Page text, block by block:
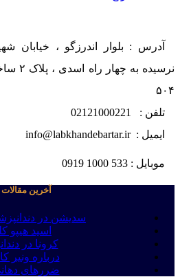
آدرس : بلوار اندرزگو ، خیابان
۵۰۴
تلفن : 02121000221
ایمیل : info@labkhandebartar.ir
موبایل : 533 1000 0919
آخرین مقالات
سدیشن در
اسید هیپو
کرونا در
درباره ونیر
ضررهای